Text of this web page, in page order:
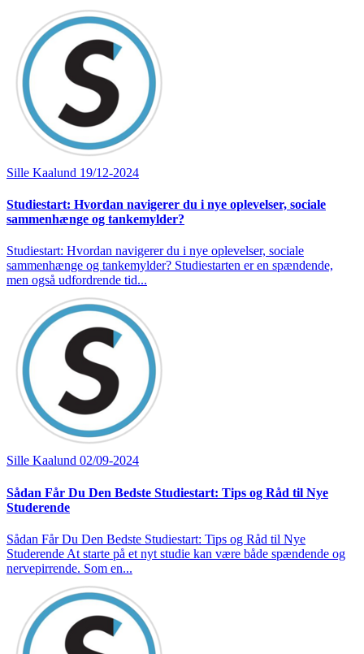
Sille Kaalund 19/12-2024
Studiestart: Hvordan navigerer du i nye oplevelser, sociale
sammenhænge og tankemylder?
Studiestart: Hvordan navigerer du i nye oplevelser, sociale
sammenhænge og tankemylder? Studiestarten er en spændende,
men også udfordrende tid...
Sille Kaalund 02/09-2024
Sådan Får Du Den Bedste Studiestart: Tips og Råd til Nye
Studerende
Sådan Får Du Den Bedste Studiestart: Tips og Råd til Nye
Studerende At starte på et nyt studie kan være både spændende og
nervepirrende. Som en...